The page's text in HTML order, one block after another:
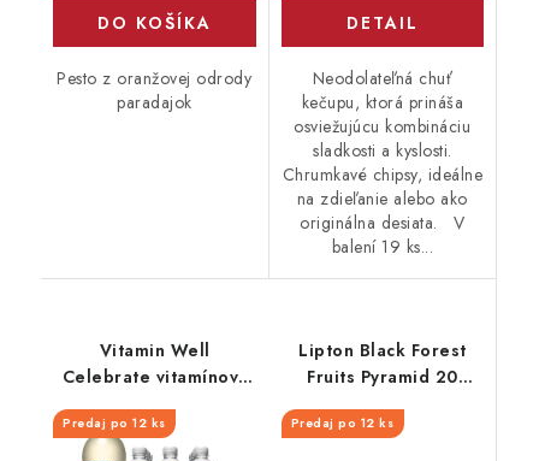
DO KOŠÍKA
Pesto z oranžovej odrody
paradajok
DETAIL
Neodolateľná chuť
kečupu, ktorá prináša
osviežujúcu kombináciu
sladkosti a kyslosti.
Chrumkavé chipsy, ideálne
na zdieľanie alebo ako
originálna desiata. V
balení 19 ks...
Vitamin Well
Celebrate vitamínový
Predaj po 12 ks
Lipton Black Forest
Fruits Pyramid 20
Predaj po 12 ks